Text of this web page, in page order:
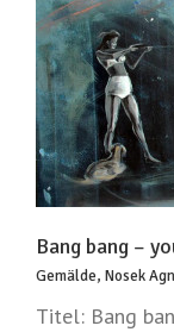
Bang bang –
Gemälde, Nosek
Titel: Bang